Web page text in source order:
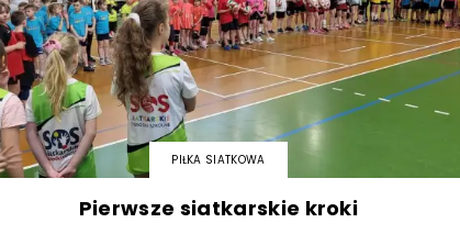
PIŁKA SIATKOWA
Pierwsze siatkarskie kroki